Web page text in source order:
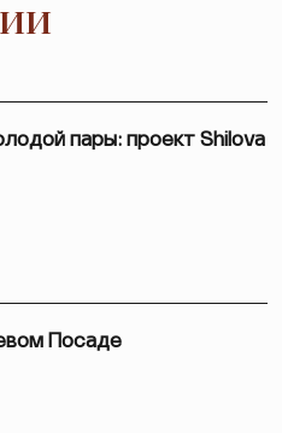
пары: проект Shilova
Посаде